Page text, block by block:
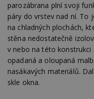
parozábrana plní svoji
páry do vrstev nad ní. To
na chladných plochách,
stěna nedostatečně
v nebo na této konstrukci
opadaná a oloupaná
nasákavých materiálů.
skle okna.